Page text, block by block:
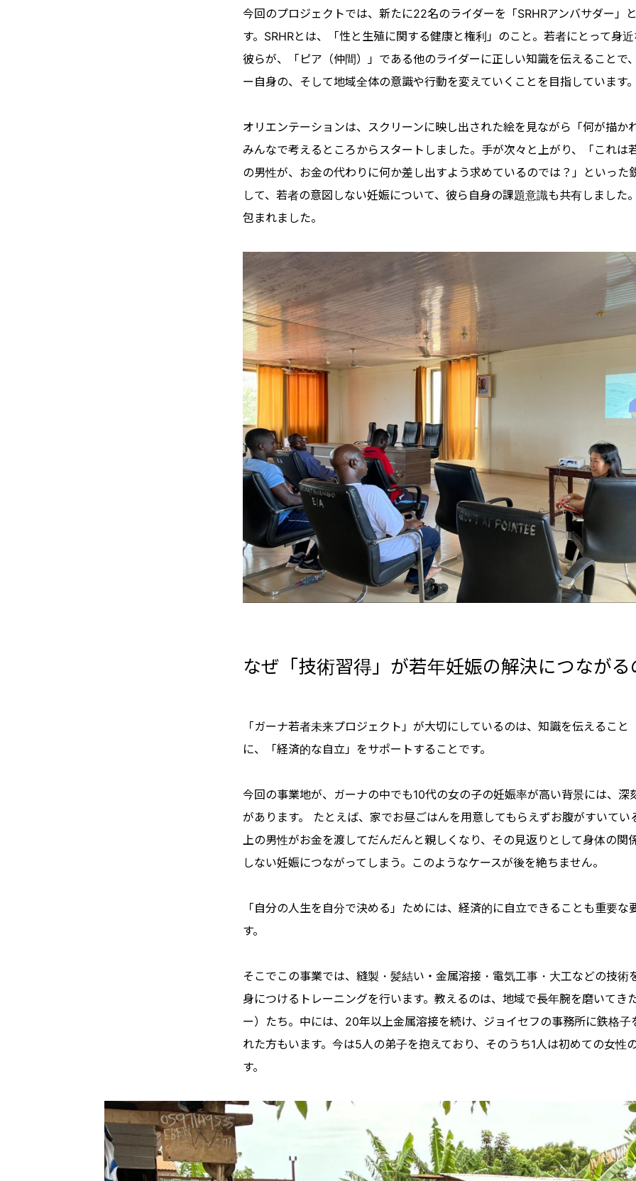
今回のプロジェクトでは、新たに22名のライダーを「SRHRアンバサダー」
す。SRHRとは、「性と生殖に関する健康と権利」のこと。若者にとって身
彼らが、「ピア（仲間）」である他のライダーに正しい知識を伝えることで
ー自身の、そして地域全体の意識や行動を変えていくことを目指しています。
オリエンテーションは、スクリーンに映し出された絵を見ながら「何が描か
みんなで考えるところからスタートしました。手が次々と上がり、「これは
の男性が、お金の代わりに何か差し出すよう求めているのでは？」といった
して、若者の意図しない妊娠について、彼ら自身の課題意識も共有しました
包まれました。
なぜ「技術習得」が若年妊娠の解決につながる
「ガーナ若者未来プロジェクト」が大切にしているのは、知識を伝えること
に、「経済的な自立」をサポートすることです。
今回の事業地が、ガーナの中でも10代の女の子の妊娠率が高い背景には、深
があります。 たとえば、家でお昼ごはんを用意してもらえずお腹がすいてい
上の男性がお金を渡してだんだんと親しくなり、その見返りとして身体の関
しない妊娠につながってしまう。このようなケースが後を絶ちません。
「自分の人生を自分で決める」ためには、経済的に自立できることも重要な
す。
そこでこの事業では、縫製・髪結い・金属溶接・電気工事・大工などの技術
身につけるトレーニングを行います。教えるのは、地域で長年腕を磨いてき
ー）たち。中には、20年以上金属溶接を続け、ジョイセフの事務所に鉄格子
れた方もいます。今は5人の弟子を抱えており、そのうち1人は初めての女性
す。